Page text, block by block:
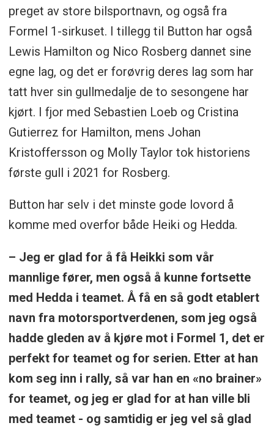
preget av store bilsportnavn, og også fra
Formel 1-sirkuset. I tillegg til Button har også
Lewis Hamilton og Nico Rosberg dannet sine
egne lag, og det er forøvrig deres lag som har
tatt hver sin gullmedalje de to sesongene har
kjørt. I fjor med Sebastien Loeb og Cristina
Gutierrez for Hamilton, mens Johan
Kristoffersson og Molly Taylor tok historiens
første gull i 2021 for Rosberg.
Button har selv i det minste gode lovord å
komme med overfor både Heiki og Hedda.
– Jeg er glad for å få Heikki som vår
mannlige fører, men også å kunne fortsette
med Hedda i teamet. Å få en så godt etablert
navn fra motorsportverdenen, som jeg også
hadde gleden av å kjøre mot i Formel 1, det er
perfekt for teamet og for serien. Etter at han
kom seg inn i rally, så var han en «no brainer»
for teamet, og jeg er glad for at han ville bli
med teamet - og samtidig er jeg vel så glad